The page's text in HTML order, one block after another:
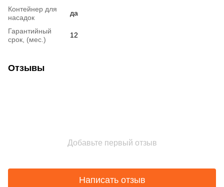
Контейнер для
насадок
да
Гарантийный
срок, (мес.)
12
Отзывы
Добавьте первый отзыв
Написать отзыв